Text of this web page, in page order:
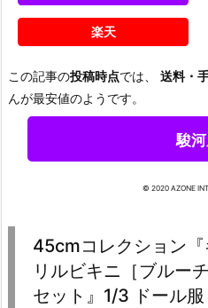
楽天
この記事の投稿時点では、 送料・
んが最安値のようです。
駿
© 2020 AZONE
45cmコレクション
リルビキニ［ブルー
セット』1/3 ドール